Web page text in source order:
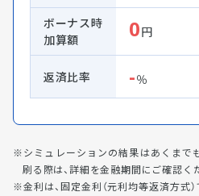
ボーナス時
加算額
0円
返済比率 -％
シミュレーションの結果はあくまで
刷る際は、詳細を金融期間にご確認く
金利は、固定金利（元利均等返済方式